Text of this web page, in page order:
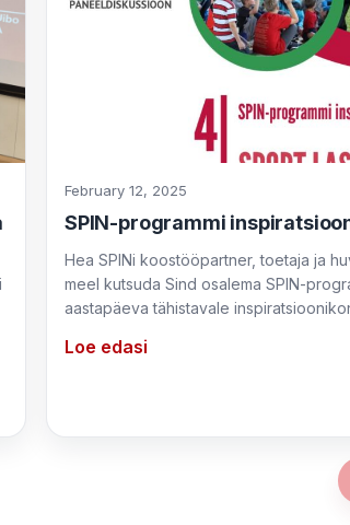
February 12, 2025
SPIN-programmi
Hea SPINi koostööpartner, toetaja ja
meel kutsuda Sind osalema SPIN-
aastapäeva tähistavale
Loe edasi